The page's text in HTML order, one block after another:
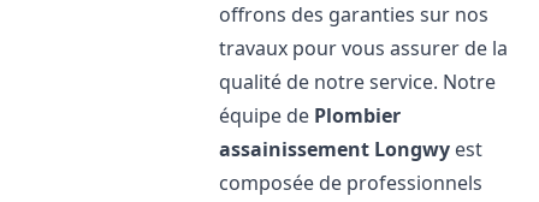
offrons des garanties sur nos
travaux pour vous assurer de la
qualité de notre service. Notre
équipe de Plombier
assainissement Longwy est
composée de professionnels